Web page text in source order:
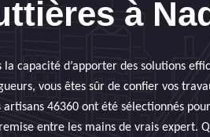
à
capacité d’apporter des solutions
vous êtes sûr de confier vos
46360 ont été sélectionnés
entre les mains de vrais expert.